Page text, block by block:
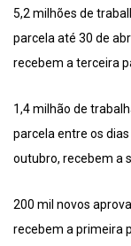
5,2 milhões de
parcela até 30 de
recebem a terceira
1,4 milhão de
parcela entre os
outubro, recebem a
200 mil novos
recebem a primeira